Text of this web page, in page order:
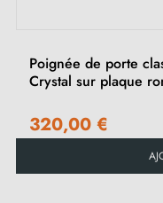
Poignée de porte
Crystal sur plaque
320,00 €